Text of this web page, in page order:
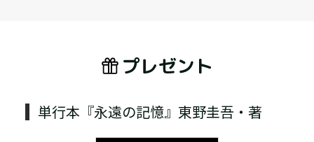
プレゼント
単行本『永遠の記憶』東野圭吾・著